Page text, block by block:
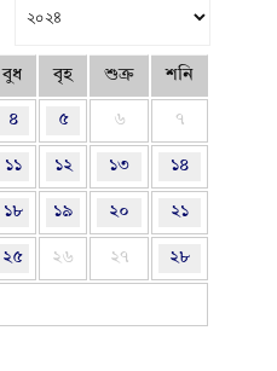
বুধ বৃহ শুক্র শনি
৪ ৫ ৬ ৭
১১ ১২ ১৩ ১৪
১৮ ১৯ ২০ ২১
২৫ ২৬ ২৭ ২৮